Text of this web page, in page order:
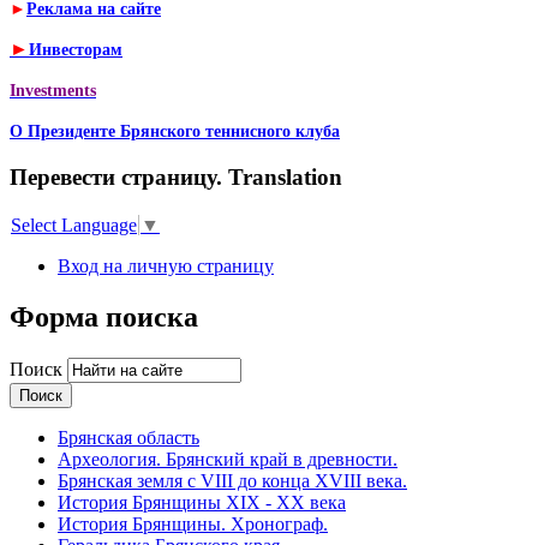
► Реклама на сайте
► Инвесторам
Investments
О Президенте Брянского теннисного клуба
Перевести страницу. Translation
Select Language ▼
Вход на личную страницу
Форма поиска
Поиск
Брянская область
Археология. Брянский край в древности.
Брянская земля с VIII до конца XVIII века.
История Брянщины XIX - XX века
История Брянщины. Хронограф.